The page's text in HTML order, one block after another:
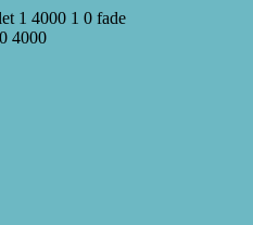
1 4000 1 0 fade
4000